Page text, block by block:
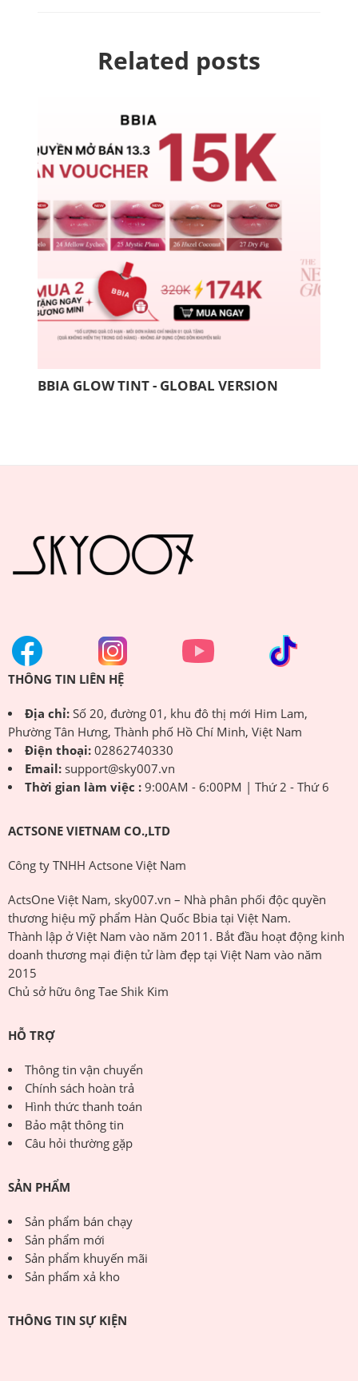
Related posts
BBIA GLOW TINT - GLOBAL VERSION
THÔNG TIN LIÊN HỆ
Địa chỉ:Số 20, đường 01, khu đô thị mới Him Lam,
Phường Tân Hưng, Thành phố Hồ Chí Minh, Việt Nam
Điện thoại:02862740330
Email:support@sky007.vn
Thời gian làm việc :9:00AM - 6:00PM | Thứ 2 - Thứ 6
ACTSONE VIETNAM CO.,LTD
Công ty TNHH Actsone Việt Nam
ActsOne Việt Nam, sky007.vn – Nhà phân phối độc quyền
thương hiệu mỹ phẩm Hàn Quốc Bbia tại Việt Nam.
Thành lập ở Việt Nam vào năm 2011. Bắt đầu hoạt động kinh
doanh thương mại điện tử làm đẹp tại Việt Nam vào năm
2015
Chủ sở hữu ông Tae Shik Kim
HỖ TRỢ
Thông tin vận chuyển
Chính sách hoàn trả
Hình thức thanh toán
Bảo mật thông tin
Câu hỏi thường gặp
SẢN PHẨM
Sản phẩm bán chạy
Sản phẩm mới
Sản phẩm khuyến mãi
Sản phẩm xả kho
THÔNG TIN SỰ KIỆN